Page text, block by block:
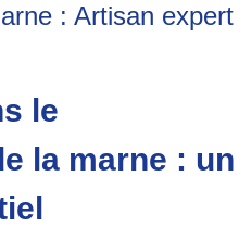
: Artisan expert
le
la marne : un